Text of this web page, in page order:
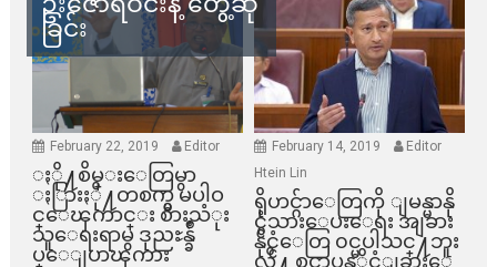
ခြင်း
February 22, 2019 Editor
ႏို႔စိမ္းေတြမွာ
ႏြားႏို႔တစက္မွ မပါဝ
င္ေၾကာင္း စားသံုး
သူေရးရာမွ ဒုညႊန္ခ်ဳ
ပ္ေျပာၾကား
February 14, 2019
Editor
Htein Lin
ရိုဟင္ဂ်ာေတြကို ျမန္မာနို
င္ငံသားေပးေရး အျခား
နိုင္ငံေတြ ၀င္မပါသင္႔ဘူး
လို႔ စင္ကာပူနုိင္ငံျခားေ